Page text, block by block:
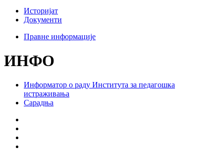
Историјат
Документи
Правне информације
ИНФО
Информатор о раду Института за педагошка
истраживања
Сарадња